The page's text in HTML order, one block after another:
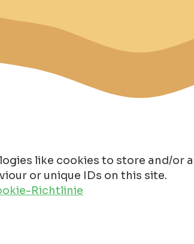
like cookies to store and/
or unique IDs on this site.
Richtlinie